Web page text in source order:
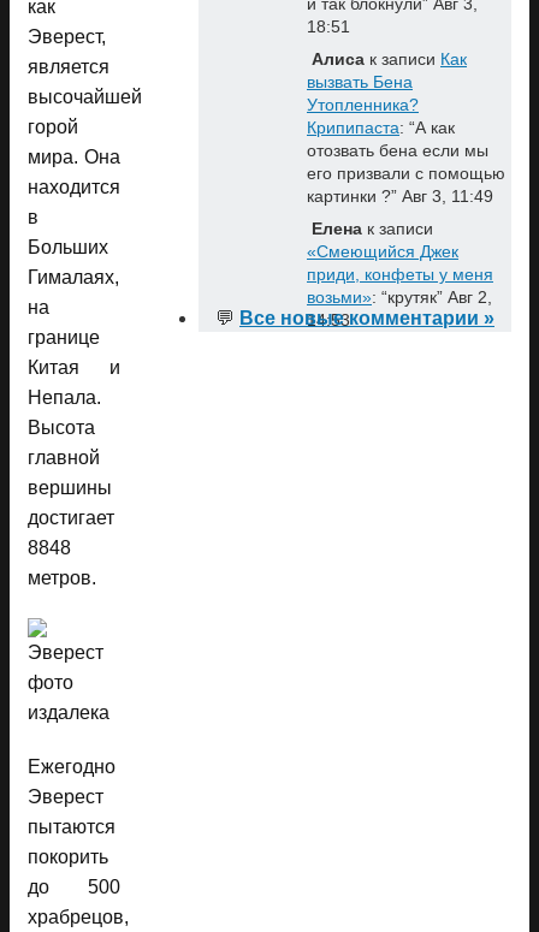
как
Эверест,
является
высочайшей
горой
мира. Она
находится
в
Больших
Гималаях,
на
границе
Китая и
Непала.
Высота
главной
вершины
достигает
8848
метров.
Ежегодно
Эверест
пытаются
покорить
до 500
храбрецов,
18:51
Алиса к записи Как
вызвать Бена
Утопленника?
Крипипаста: “А как
отозвать бена если мы
его призвали с помощью
картинки ?” Авг 3, 11:49
Елена к записи
«Смеющийся Джек
приди, конфеты у меня
возьми»: “крутяк” Авг 2,
14:53
💬 Все новые комментарии »